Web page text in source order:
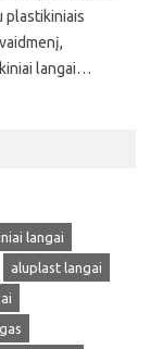
plastikiniais
langai…
langai
aluplast langai